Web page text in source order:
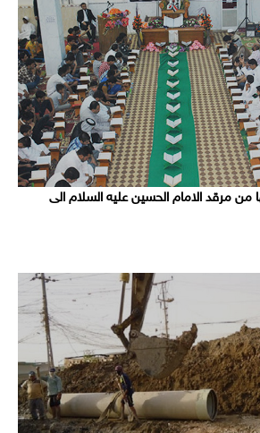
من مرقد الامام الحسين عليه السلام الى